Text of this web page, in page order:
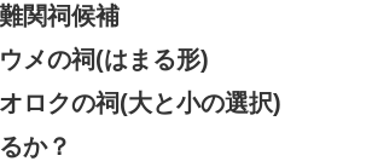
関祠候補
メの祠(はまる形)
ロクの祠(大と小の選択)
か？